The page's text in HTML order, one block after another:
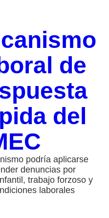
de
del
podría aplicarse
denuncias por
trabajo forzoso y
laborales